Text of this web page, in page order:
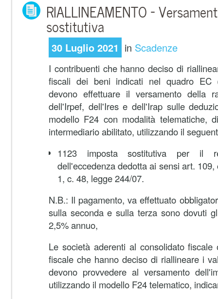
RIALLINEAMENTO –
sostitutiva
30 Luglio 2021 in Scadenze
I contribuenti che hanno deciso di
fiscali dei beni indicati nel quadro EC
devono effettuare il versamento della
dell'Irpef, dell'Ires e dell'Irap sulle
modello F24 con modalità telematiche,
intermediario abilitato, utilizzando il
1123 imposta sostitutiva per il
dell'eccedenza dedotta ai sensi art.
1, c. 48, legge 244/07.
N.B.: Il pagamento, va effettuato
sulla seconda e sulla terza sono dovuti
2,5% annuo,
Le società aderenti al consolidato
fiscale che hanno deciso di riallineare i
devono provvedere al versamento
utilizzando il modello F24 telematico,